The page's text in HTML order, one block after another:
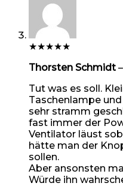
★★★★★
Thorsten Schmidt –
Tut was es soll.
Taschenlampe
sehr stramm
fast immer der
Ventilator läust
hätte man der
sollen.
Aber ansonsten
Würde ihn